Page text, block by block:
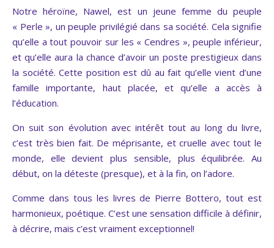
Notre héroïne, Nawel, est un jeune femme du peuple
« Perle », un peuple privilégié dans sa société. Cela signifie
qu’elle a tout pouvoir sur les « Cendres », peuple inférieur,
et qu’elle aura la chance d’avoir un poste prestigieux dans
la société. Cette position est dû au fait qu’elle vient d’une
famille importante, haut placée, et qu’elle a accès à
l’éducation.
On suit son évolution avec intérêt tout au long du livre,
c’est très bien fait. De méprisante, et cruelle avec tout le
monde, elle devient plus sensible, plus équilibrée. Au
début, on la déteste (presque), et à la fin, on l’adore.
Comme dans tous les livres de Pierre Bottero, tout est
harmonieux, poétique. C’est une sensation difficile à définir,
à décrire, mais c’est vraiment exceptionnel!